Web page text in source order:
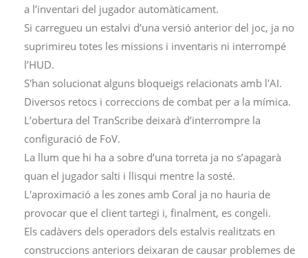
a l’inventari del jugador automàticament.
Si carregueu un estalvi d’una versió anterior del joc, ja no
suprimireu totes les missions i inventaris ni interrompé
l’HUD.
S'han solucionat alguns bloqueigs relacionats amb l'AI.
Diversos retocs i correccions de combat per a la mímica.
L’obertura del TranScribe deixarà d’interrompre la
configuració de FoV.
La llum que hi ha a sobre d’una torreta ja no s’apagarà
quan el jugador salti i llisqui mentre la sosté.
L'aproximació a les zones amb Coral ja no hauria de
provocar que el client tartegi i, finalment, es congeli.
Els cadàvers dels operadors dels estalvis realitzats en
construccions anteriors deixaran de causar problemes de